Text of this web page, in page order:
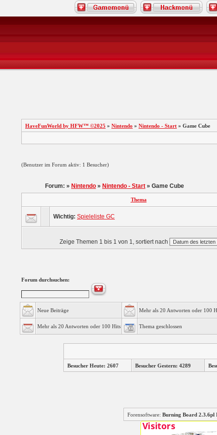
HaveFunWorld by HFW™ ©2025 » Nintendo » Nintendo - Start » Game Cube
(Benutzer im Forum aktiv: 1 Besucher)
Forum: » Nintendo » Nintendo - Start » Game Cube
Thema
Wichtig: Spieleliste GC
Zeige Themen 1 bis 1 von 1, sortiert nach
Forum durchsuchen:
Neue Beiträge Mehr als 20 Antworten oder 100
Mehr als 20 Antworten oder 100 Hits Thema geschlossen
Besucher Heute: 2607 Besucher Gestern: 4289
Forensoftware: Burning Board